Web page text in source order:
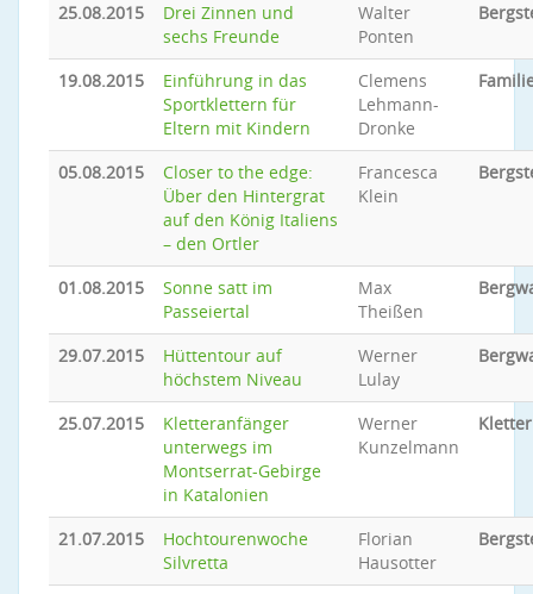
25.08.2015
Drei Zinnen und
sechs Freunde
Walter
Ponten
19.08.2015
Einführung in das
Sportklettern für
Eltern mit Kindern
Clemens
Lehmann-
Dronke
05.08.2015
Closer to the edge:
Über den Hintergrat
auf den König Italiens
– den Ortler
Francesca
Klein
01.08.2015
Sonne satt im
Passeiertal
Max
Theißen
29.07.2015
Hüttentour auf
höchstem Niveau
Werner
Lulay
25.07.2015
Kletteranfänger
unterwegs im
Montserrat-Gebirge
in Katalonien
Werner
Kunzelmann
21.07.2015
Hochtourenwoche
Silvretta
Florian
Hausotter